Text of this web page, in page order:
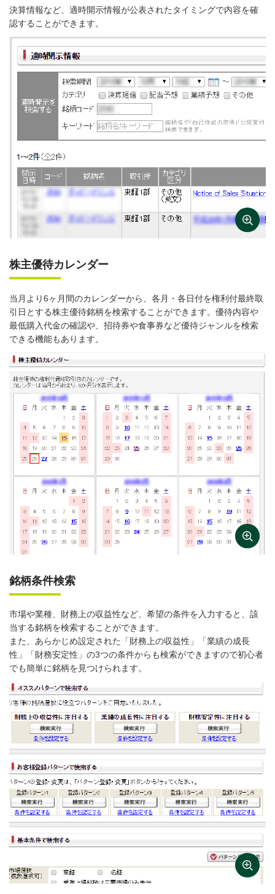
決算情報など、適時開示情報が公表されたタイミングで内容を確
認することができます。
株主優待カレンダー
当月より6ヶ月間のカレンダーから、各月・各日付を権利付最終取
引日とする株主優待銘柄を検索することができます。優待内容や
最低購入代金の確認や、招待券や食事券など優待ジャンルを検索
できる機能もあります。
銘柄条件検索
市場や業種、財務上の収益性など、希望の条件を入力すると、該
当する銘柄を検索することができます。
また、あらかじめ設定された「財務上の収益性」「業績の成長
性」「財務安定性」の3つの条件からも検索ができますので初心者
でも簡単に銘柄を見つけられます。